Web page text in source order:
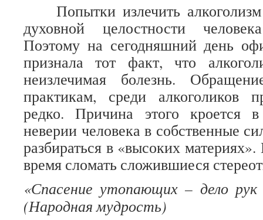
Попытки излечить алкоголизм
духовной целостности
Поэтому на сегодняшний день
признала тот факт, что
неизлечимая болезнь.
практикам, среди алкоголиков
редко. Причина этого кроется
неверии человека в собственные
разбираться в «высоких
время сломать сложившиеся
«Спасение утопающих – дело
(Народная мудрость)